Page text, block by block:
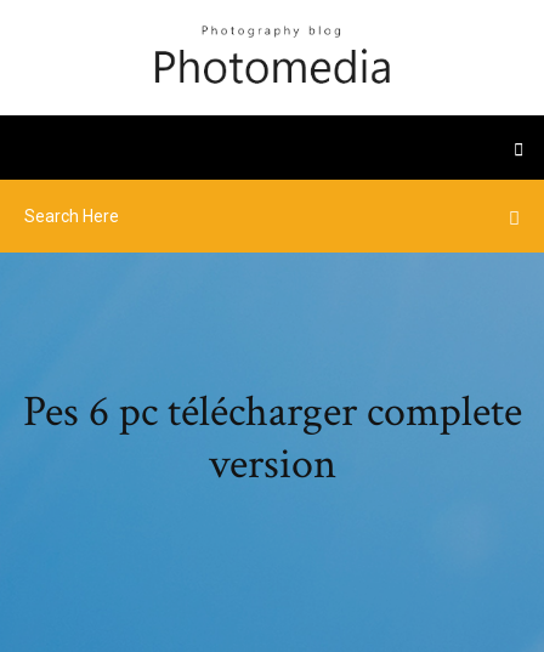
Pes 6 pc télécharger complete
version